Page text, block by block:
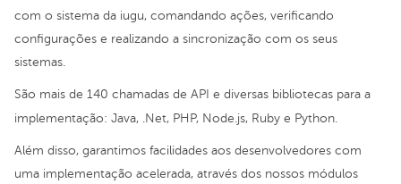
com o sistema da iugu, comandando ações, verificando
configurações e realizando a sincronização com os seus
sistemas.
São mais de 140 chamadas de API e diversas bibliotecas para a
implementação: Java, .Net, PHP, Node.js, Ruby e Python.
Além disso, garantimos facilidades aos desenvolvedores com
uma implementação acelerada, através dos nossos módulos